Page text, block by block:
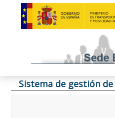
Sistema de gestión